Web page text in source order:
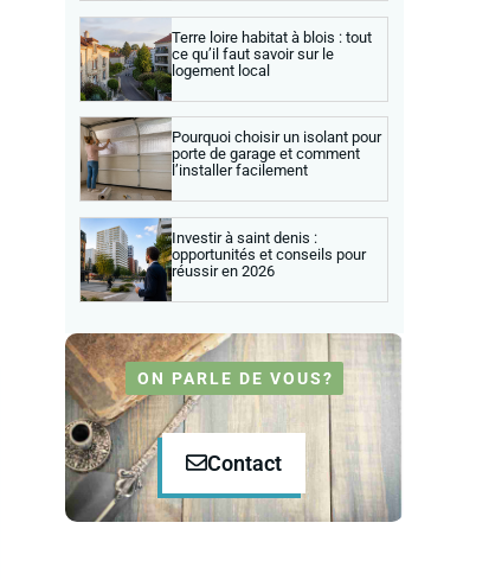
Terre loire habitat à blois : tout
ce qu’il faut savoir sur le
logement local
Pourquoi choisir un isolant pour
porte de garage et comment
l’installer facilement
Investir à saint denis :
opportunités et conseils pour
réussir en 2026
ON PARLE DE VOUS?
Contact